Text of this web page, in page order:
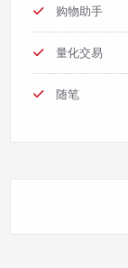
购物助手
量化交易
随笔